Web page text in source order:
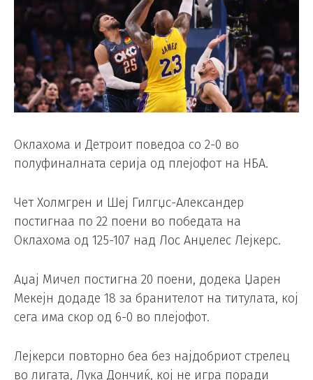
Оклахома и Детроит поведоа со 2-0 во
полуфиналната серија од плејофот на НБА.
Чет Холмгрен и Шеј Гилгџс-Александер
постигнаа по 22 поени во победата на
Оклахома од 125-107 над Лос Анџелес Лејкерс.
Аџај Мичел постигна 20 поени, додека Џарен
Мекејн додаде 18 за бранителот на титулата, кој
сега има скор од 6-0 во плејофот.
Лејкерси повторно беа без најдобриот стрелец
во лигата, Лука Дончиќ, кој не игра поради